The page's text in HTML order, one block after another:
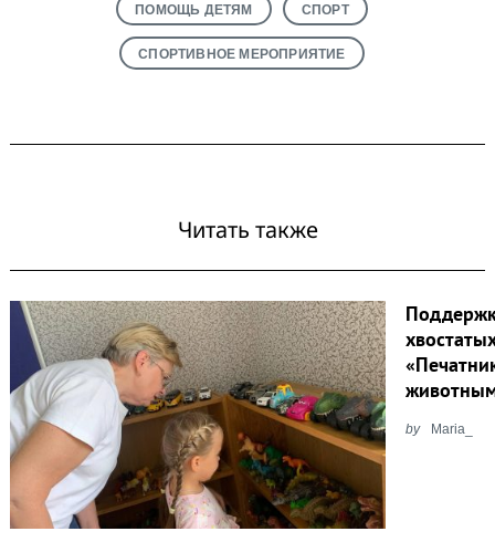
ПОМОЩЬ ДЕТЯМ СПОРТ
СПОРТИВНОЕ МЕРОПРИЯТИЕ
Читать также
by Maria_